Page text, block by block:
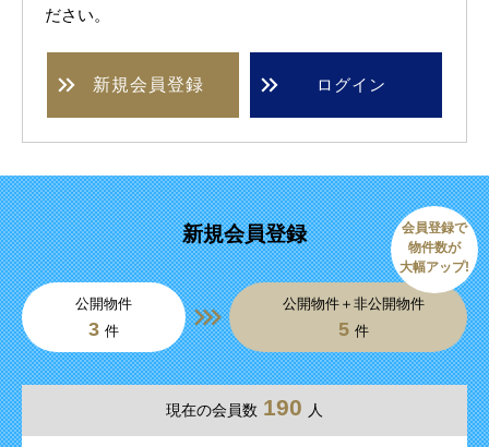
ださい。
新規会員登録 ログイン
新規会員登録
公開物件
3 件
公開物件＋非公開物件
5 件
会員登録で
物件数が
大幅アップ!
現在の会員数 190 人